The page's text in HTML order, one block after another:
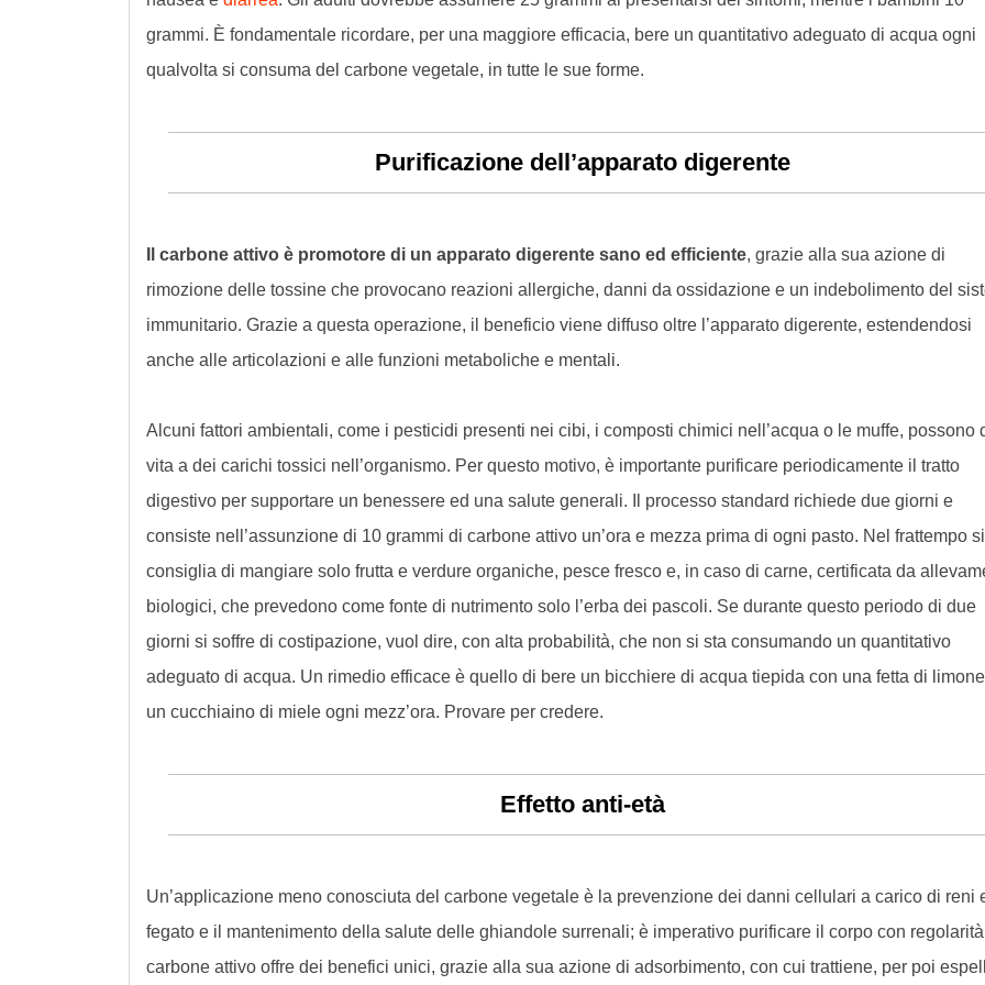
grammi. È fondamentale ricordare, per una maggiore efficacia, bere un quantitativo adeguato di acqua ogni
qualvolta si consuma del carbone vegetale, in tutte le sue forme.
Purificazione dell’apparato digerente
Il carbone attivo è promotore di un apparato digerente sano ed efficiente, grazie alla sua azione di
rimozione delle tossine che provocano reazioni allergiche, danni da ossidazione e un indebolimento del
immunitario. Grazie a questa operazione, il beneficio viene diffuso oltre l’apparato digerente, estendendosi
anche alle articolazioni e alle funzioni metaboliche e mentali.
Alcuni fattori ambientali, come i pesticidi presenti nei cibi, i composti chimici nell’acqua o le muffe, possono
vita a dei carichi tossici nell’organismo. Per questo motivo, è importante purificare periodicamente il tratto
digestivo per supportare un benessere ed una salute generali. Il processo standard richiede due giorni e
consiste nell’assunzione di 10 grammi di carbone attivo un’ora e mezza prima di ogni pasto. Nel frattempo si
consiglia di mangiare solo frutta e verdure organiche, pesce fresco e, in caso di carne, certificata da
biologici, che prevedono come fonte di nutrimento solo l’erba dei pascoli. Se durante questo periodo di due
giorni si soffre di costipazione, vuol dire, con alta probabilità, che non si sta consumando un quantitativo
adeguato di acqua. Un rimedio efficace è quello di bere un bicchiere di acqua tiepida con una fetta di
un cucchiaino di miele ogni mezz’ora. Provare per credere.
Effetto anti-età
Un’applicazione meno conosciuta del carbone vegetale è la prevenzione dei danni cellulari a carico di reni
fegato e il mantenimento della salute delle ghiandole surrenali; è imperativo purificare il corpo con regolarità
carbone attivo offre dei benefici unici, grazie alla sua azione di adsorbimento, con cui trattiene, per poi